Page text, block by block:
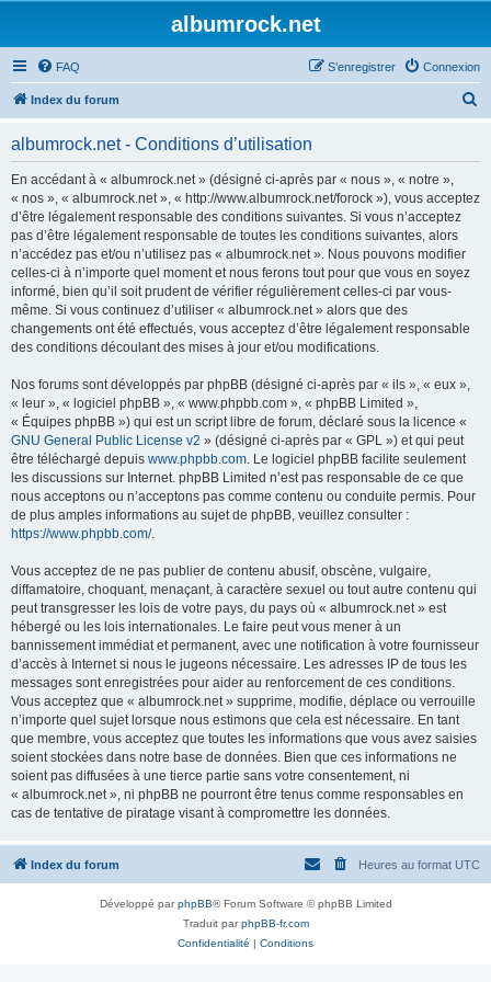
albumrock.net
FAQ Connexion
S’enregistrer
Index du forum
e
albumrock.net - Conditions d’utilisation
En accédant à « albumrock.net » (désigné ci-après par « nous », « notre »,
« nos », « albumrock.net », « http://www.albumrock.net/forock »), vous acceptez
d’être légalement responsable des conditions suivantes. Si vous n’acceptez
pas d’être légalement responsable de toutes les conditions suivantes, alors
n’accédez pas et/ou n’utilisez pas « albumrock.net ». Nous pouvons modifier
celles-ci à n’importe quel moment et nous ferons tout pour que vous en soyez
informé, bien qu’il soit prudent de vérifier régulièrement celles-ci par vous-
même. Si vous continuez d’utiliser « albumrock.net » alors que des
changements ont été effectués, vous acceptez d’être légalement responsable
des conditions découlant des mises à jour et/ou modifications.
Nos forums sont développés par phpBB (désigné ci-après par « ils », « eux »,
« leur », « logiciel phpBB », « www.phpbb.com », « phpBB Limited »,
« Équipes phpBB ») qui est un script libre de forum, déclaré sous la licence «
GNU General Public License v2 » (désigné ci-après par « GPL ») et qui peut
être téléchargé depuis www.phpbb.com. Le logiciel phpBB facilite seulement
les discussions sur Internet. phpBB Limited n’est pas responsable de ce que
nous acceptons ou n’acceptons pas comme contenu ou conduite permis. Pour
de plus amples informations au sujet de phpBB, veuillez consulter :
https://www.phpbb.com/.
Vous acceptez de ne pas publier de contenu abusif, obscène, vulgaire,
diffamatoire, choquant, menaçant, à caractère sexuel ou tout autre contenu qui
peut transgresser les lois de votre pays, du pays où « albumrock.net » est
hébergé ou les lois internationales. Le faire peut vous mener à un
bannissement immédiat et permanent, avec une notification à votre fournisseur
d’accès à Internet si nous le jugeons nécessaire. Les adresses IP de tous les
messages sont enregistrées pour aider au renforcement de ces conditions.
Vous acceptez que « albumrock.net » supprime, modifie, déplace ou verrouille
n’importe quel sujet lorsque nous estimons que cela est nécessaire. En tant
que membre, vous acceptez que toutes les informations que vous avez saisies
soient stockées dans notre base de données. Bien que ces informations ne
soient pas diffusées à une tierce partie sans votre consentement, ni
« albumrock.net », ni phpBB ne pourront être tenus comme responsables en
cas de tentative de piratage visant à compromettre les données.
Index du forum Heures au format UTC
Développé parphpBB® Forum Software © phpBB Limited
Traduit parphpBB-fr.com
Confidentialité | Conditions